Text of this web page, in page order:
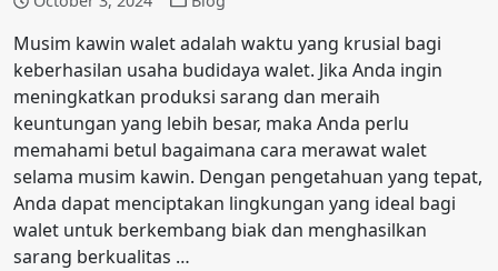
Musim kawin walet adalah waktu yang krusial bagi
keberhasilan usaha budidaya walet. Jika Anda ingin
meningkatkan produksi sarang dan meraih
keuntungan yang lebih besar, maka Anda perlu
memahami betul bagaimana cara merawat walet
selama musim kawin. Dengan pengetahuan yang tepat,
Anda dapat menciptakan lingkungan yang ideal bagi
walet untuk berkembang biak dan menghasilkan
sarang berkualitas …